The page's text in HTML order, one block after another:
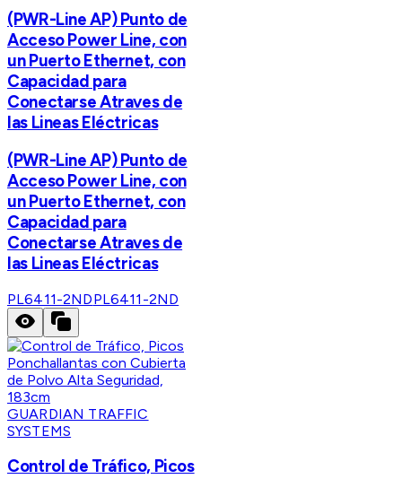
(PWR-Line AP) Punto de
Acceso Power Line, con
un Puerto Ethernet, con
Capacidad para
Conectarse Atraves de
las Lineas Eléctricas
(PWR-Line AP) Punto de
Acceso Power Line, con
un Puerto Ethernet, con
Capacidad para
Conectarse Atraves de
las Lineas Eléctricas
PL6411-2NDPL6411-2ND
GUARDIAN TRAFFIC
SYSTEMS
Control de Tráfico, Picos